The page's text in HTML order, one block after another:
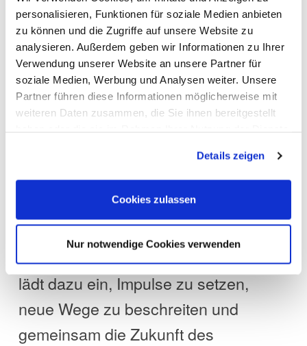
personalisieren, Funktionen für soziale Medien anbieten
zu können und die Zugriffe auf unsere Website zu
analysieren. Außerdem geben wir Informationen zu Ihrer
Verwendung unserer Website an unsere Partner für
soziale Medien, Werbung und Analysen weiter. Unsere
Partner führen diese Informationen möglicherweise mit
weiteren Daten zusammen, die Sie ihnen bereitgestellt
Cookies, wenn Sie unsere Webseite weiterhin nutzen.
Details zeigen
Cookies zulassen
Nur notwendige Cookies verwenden
eine Atmosphäre, in der neue Ideen
entstehen undNetzwerke
wachsenkönnen. Ob beim
fachlichen Austausch, einem
gemeinsamen Kaffee oder einem
Gespräch beim sommerlichen Get-
together: Der Wert des
persönlichen Miteinanders ist durch
nichts zu ersetzen.
DerDGAI-Jahreskongress 2025
lädt dazu ein, Impulse zu setzen,
neue Wege zu beschreiten und
gemeinsam die Zukunft des